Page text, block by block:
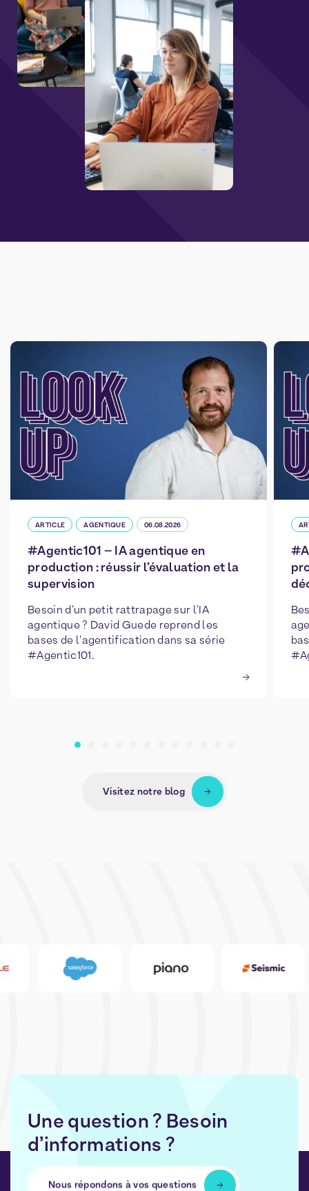
ARTICLE AGENTIQUE 06.08.2026
#Agentic101 – IA agentique en
production : réussir l’évaluation et la
supervision
Besoin d'un petit rattrapage sur l'IA
agentique ? David Guede reprend les
bases de l'agentification dans sa série
#Agentic101.
Visitez notre blog
Une question ? Besoin
d’informations ?
Nous répondons à vos questions